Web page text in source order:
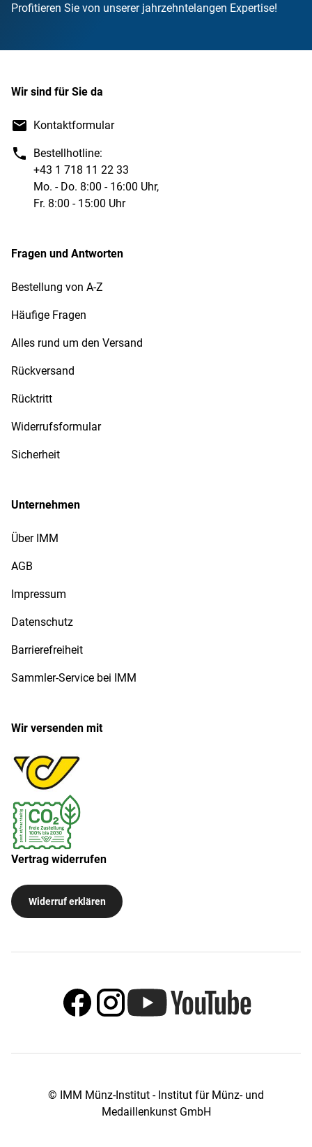
Profitieren Sie von unserer jahrzehntelangen Expertise!
Wir sind für Sie da
Kontaktformular
Bestellhotline:
+43 1 718 11 22 33
Mo. - Do. 8:00 - 16:00 Uhr,
Fr. 8:00 - 15:00 Uhr
Fragen und Antworten
Bestellung von A-Z
Häufige Fragen
Alles rund um den Versand
Rückversand
Rücktritt
Widerrufsformular
Sicherheit
Unternehmen
Über IMM
AGB
Impressum
Datenschutz
Barrierefreiheit
Sammler-Service bei IMM
Wir versenden mit
Vertrag widerrufen
Widerruf erklären
© IMM Münz-Institut - Institut für Münz- und
Medaillenkunst GmbH